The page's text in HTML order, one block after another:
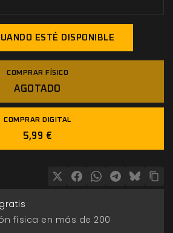
ESTÉ DISPONIBLE
COMPRAR FÍSICO
AGOTADO
COMPRAR DIGITAL
5,99 €
física en más de 200